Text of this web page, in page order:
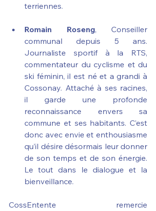
terriennes.
Romain Roseng, Conseiller
communal depuis 5 ans.
Journaliste sportif à la RTS,
commentateur du cyclisme et du
ski féminin, il est né et a grandi à
Cossonay. Attaché à ses racines,
il garde une profonde
reconnaissance envers sa
commune et ses habitants. C’est
donc avec envie et enthousiasme
qu’il désire désormais leur donner
de son temps et de son énergie.
Le tout dans le dialogue et la
bienveillance.
CossEntente remercie